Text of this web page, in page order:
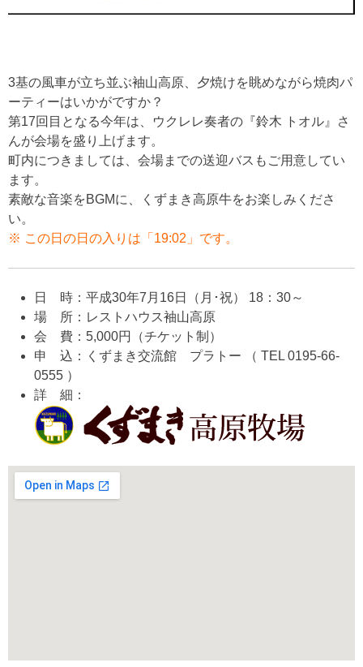
3基の風車が立ち並ぶ袖山高原、夕焼けを眺めながら焼肉パ
ーティーはいかがですか？
第17回目となる今年は、ウクレレ奏者の『鈴木 トオル』さ
んが会場を盛り上げます。
町内につきましては、会場までの送迎バスもご用意してい
ます。
素敵な音楽をBGMに、くずまき高原牛をお楽しみくださ
い。
※ この日の日の入りは「19:02」です。
日 時：平成30年7月16日（月･祝） 18：30～
場 所：レストハウス袖山高原
会 費：5,000円（チケット制）
申 込：くずまき交流館 プラトー （ TEL 0195-66-
0555 ）
詳 細：